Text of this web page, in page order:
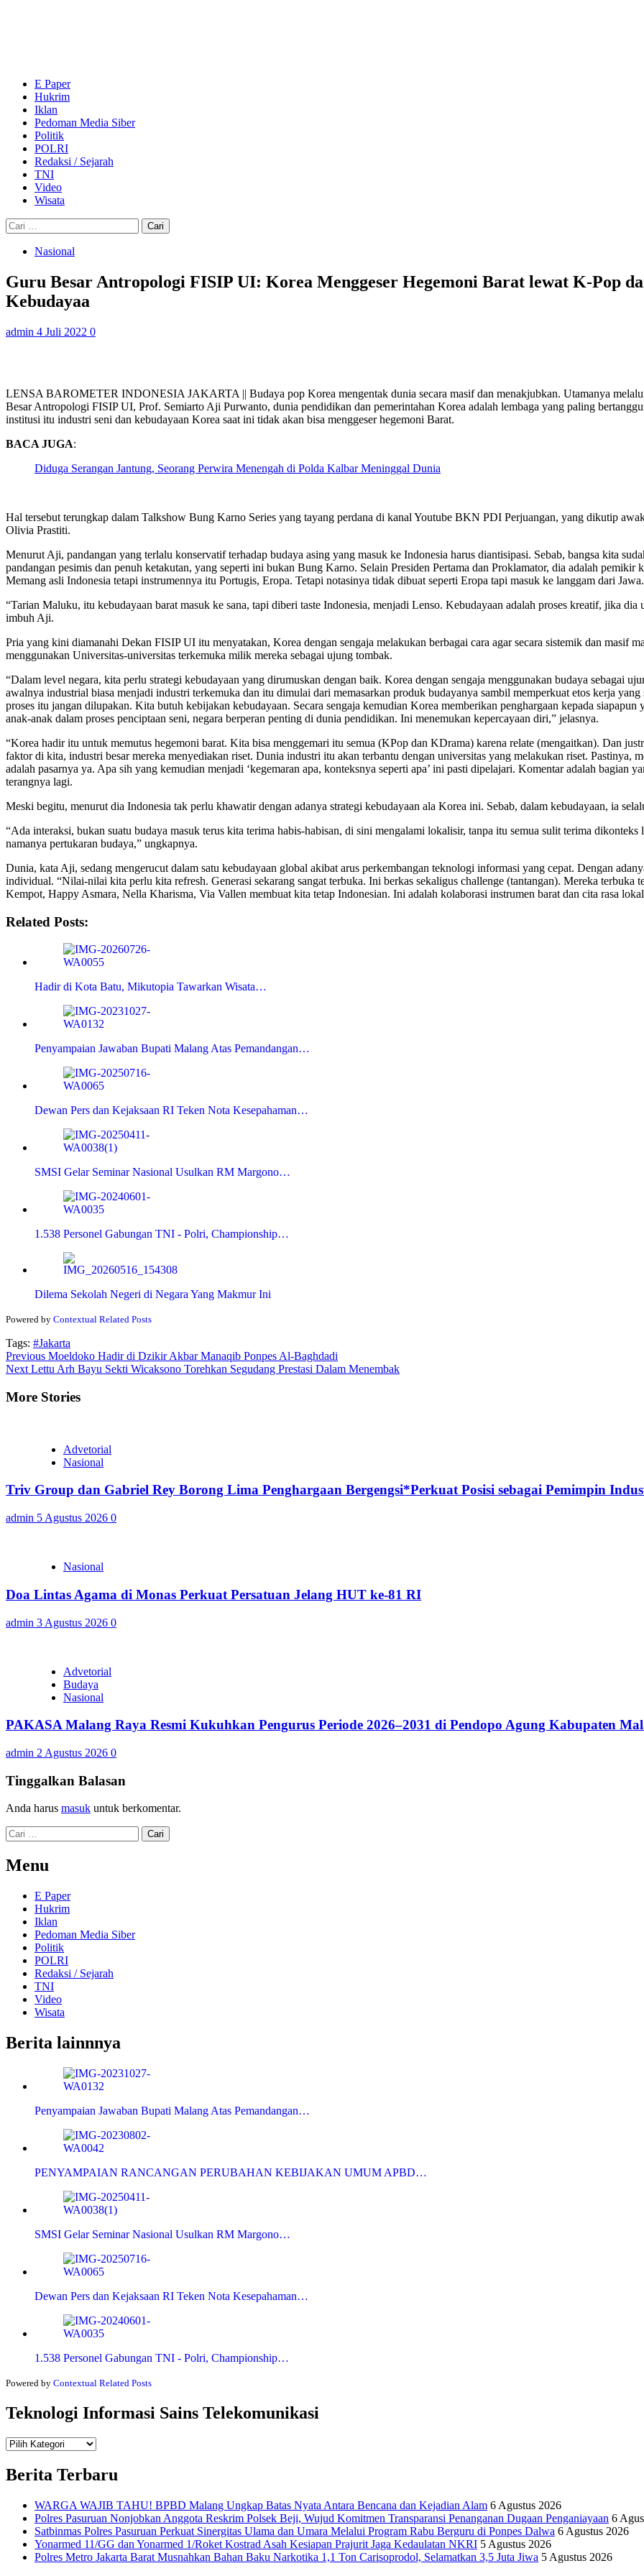
E Paper
Hukrim
Iklan
Pedoman Media Siber
Politik
POLRI
Redaksi / Sejarah
TNI
Video
Wisata
Cari
untuk:
Nasional
Guru Besar Antropologi FISIP UI: Korea Menggeser Hegemoni Barat lewat K-Pop
Kebudayaa
admin 4 Juli 2022 0
LENSA BAROMETER INDONESIA JAKARTA || Budaya pop Korea mengentak dunia secara masif dan menakjubkan. Utamanya
Besar Antropologi FISIP UI, Prof. Semiarto Aji Purwanto, dunia pendidikan dan pemerintahan Korea adalah lembaga yang paling
institusi itu industri seni dan kebudayaan Korea saat ini tidak akan bisa menggeser hegemoni Barat.
BACA JUGA:
Diduga Serangan Jantung, Seorang Perwira Menengah di Polda Kalbar Meninggal Dunia
Hal tersebut terungkap dalam Talkshow Bung Karno Series yang tayang perdana di kanal Youtube BKN PDI Perjuangan, yang dikutip
Olivia Prastiti.
Menurut Aji, pandangan yang terlalu konservatif terhadap budaya asing yang masuk ke Indonesia harus diantisipasi. Sebab, bangsa kita
pandangan pesimis dan penuh ketakutan, yang seperti ini bukan Bung Karno. Selain Presiden Pertama dan Proklamator, dia adalah
Memang asli Indonesia tetapi instrumennya itu Portugis, Eropa. Tetapi notasinya tidak dibuat seperti Eropa tapi masuk ke langgam dari
“Tarian Maluku, itu kebudayaan barat masuk ke sana, tapi diberi taste Indonesia, menjadi Lenso. Kebudayaan adalah proses kreatif, jika
imbuh Aji.
Pria yang kini diamanahi Dekan FISIP UI itu menyatakan, Korea dengan sengaja melakukan berbagai cara agar secara sistemik dan masif
menggunakan Universitas-universitas terkemuka milik mereka sebagai ujung tombak.
“Dalam level negara, kita perlu strategi kebudayaan yang dirumuskan dengan baik. Korea dengan sengaja menggunakan budaya sebagai
awalnya industrial biasa menjadi industri terkemuka dan itu dimulai dari memasarkan produk budayanya sambil memperkuat etos kerja
proses itu jangan dilupakan. Kita butuh kebijakan kebudayaan. Secara sengaja kemudian Korea memberikan penghargaan kepada
anak-anak dalam proses penciptaan seni, negara berperan penting di dunia pendidikan. Ini menemukan kepercayaan diri,” jelasnya.
“Korea hadir itu untuk memutus hegemoni barat. Kita bisa menggemari itu semua (KPop dan KDrama) karena relate (mengaitkan). Dan
faktor di kita, industri besar mereka menyediakan riset. Dunia industri itu akan terbantu dengan universitas yang melakukan riset. Pastinya,
adalah pasarnya ya. Apa sih yang kemudian menjadi ‘kegemaran apa, konteksnya seperti apa’ ini pasti dipelajari. Komentar adalah bagian
terangnya lagi.
Meski begitu, menurut dia Indonesia tak perlu khawatir dengan adanya strategi kebudayaan ala Korea ini. Sebab, dalam kebudayaan, ia
“Ada interaksi, bukan suatu budaya masuk terus kita terima habis-habisan, di sini mengalami lokalisir, tanpa itu semua sulit terima
namanya pertukaran budaya,” ungkapnya.
Dunia, kata Aji, sedang mengerucut dalam satu kebudayaan global akibat arus perkembangan teknologi informasi yang cepat. Dengan
individual. “Nilai-nilai kita perlu kita refresh. Generasi sekarang sangat terbuka. Ini berkas sekaligus challenge (tantangan). Mereka
Kempot, Happy Asmara, Nella Kharisma, Via Vallen membuat kita tetap Indonesian. Ini adalah kolaborasi instrumen barat dan cita rasa
Related Posts:
Hadir di Kota Batu, Mikutopia Tawarkan Wisata…
Penyampaian Jawaban Bupati Malang Atas Pemandangan…
Dewan Pers dan Kejaksaan RI Teken Nota Kesepahaman…
SMSI Gelar Seminar Nasional Usulkan RM Margono…
1.538 Personel Gabungan TNI - Polri, Championship…
Dilema Sekolah Negeri di Negara Yang Makmur Ini
Powered by Contextual Related Posts
Tags: #Jakarta
Continue
Reading
Previous Moeldoko Hadir di Dzikir Akbar Manaqib Ponpes Al-Baghdadi
Next Lettu Arh Bayu Sekti Wicaksono Torehkan Segudang Prestasi Dalam Menembak
More Stories
Advetorial
Nasional
Triv Group dan Gabriel Rey Borong Lima Penghargaan Bergengsi*Perkuat Posisi sebagai Pemimpin
admin 5 Agustus 2026 0
Nasional
Doa Lintas Agama di Monas Perkuat Persatuan Jelang HUT ke-81 RI
admin 3 Agustus 2026 0
Advetorial
Budaya
Nasional
PAKASA Malang Raya Resmi Kukuhkan Pengurus Periode 2026–2031 di Pendopo Agung Kabupaten
admin 2 Agustus 2026 0
Tinggalkan Balasan
Anda harus masuk untuk berkomentar.
Cari
untuk:
Menu
E Paper
Hukrim
Iklan
Pedoman Media Siber
Politik
POLRI
Redaksi / Sejarah
TNI
Video
Wisata
Berita lainnnya
Penyampaian Jawaban Bupati Malang Atas Pemandangan…
PENYAMPAIAN RANCANGAN PERUBAHAN KEBIJAKAN UMUM APBD…
SMSI Gelar Seminar Nasional Usulkan RM Margono…
Dewan Pers dan Kejaksaan RI Teken Nota Kesepahaman…
1.538 Personel Gabungan TNI - Polri, Championship…
Powered by Contextual Related Posts
Teknologi Informasi Sains Telekomunikasi
Teknologi
Berita Terbaru
WARGA WAJIB TAHU! BPBD Malang Ungkap Batas Nyata Antara Bencana dan Kejadian Alam 6 Agustus 2026
Polres Pasuruan Nonjobkan Anggota Reskrim Polsek Beji, Wujud Komitmen Transparansi Penanganan Dugaan Penganiayaan 6
Satbinmas Polres Pasuruan Perkuat Sinergitas Ulama dan Umara Melalui Program Rabu Berguru di Ponpes Dalwa 6 Agustus 2026
Yonarmed 11/GG dan Yonarmed 1/Roket Kostrad Asah Kesiapan Prajurit Jaga Kedaulatan NKRI 5 Agustus 2026
Polres Metro Jakarta Barat Musnahkan Bahan Baku Narkotika 1,1 Ton Carisoprodol, Selamatkan 3,5 Juta Jiwa 5 Agustus 2026